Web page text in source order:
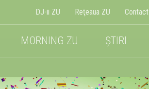
DJ-ii ZU Reţeaua ZU Contact
MORNING ZU ȘTIRI